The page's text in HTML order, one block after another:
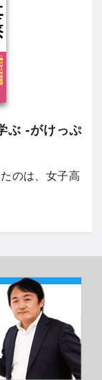
ぶ -がけっぷ
のは、女子高